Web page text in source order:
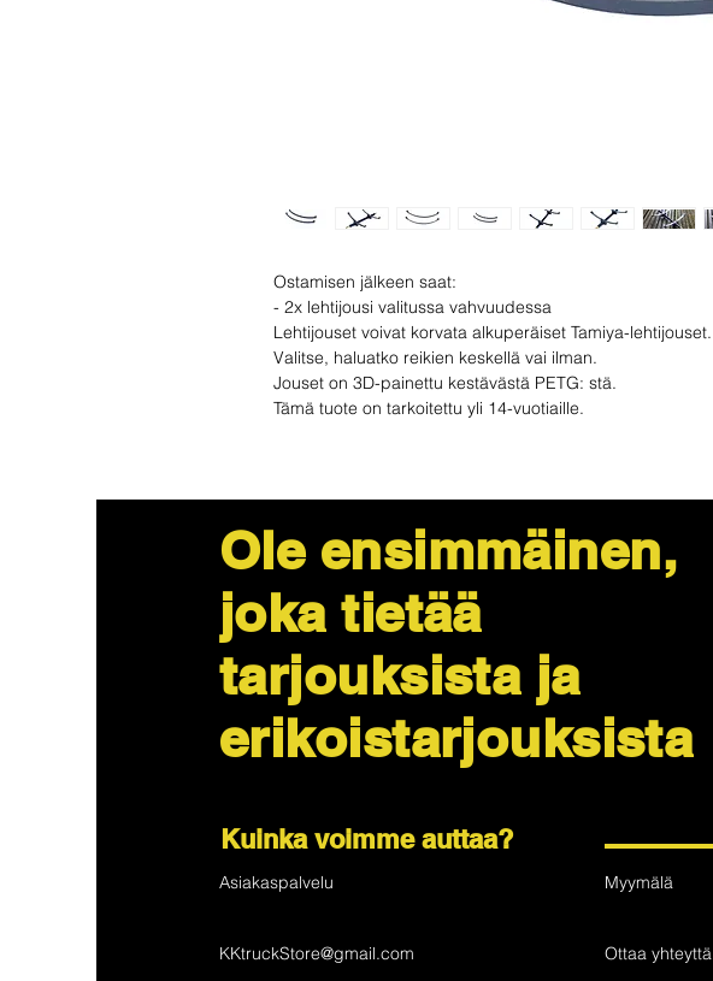
Ostamisen jälkeen saat:
- 2x lehtijousi valitussa vahvuudessa
Lehtijouset voivat korvata alkuperäiset Tamiya-lehtijouset.
Valitse, haluatko reikien keskellä vai ilman.
Jouset on 3D-painettu kestävästä PETG: stä.
Tämä tuote on tarkoitettu yli 14-vuotiaille.
Ole ensimmäinen,
joka tietää
tarjouksista ja
erikoistarjouksista
Kuinka voimme auttaa?
Asiakaspalvelu Myymälä
KKtruckStore@gmail.com Ottaa yhteyttä